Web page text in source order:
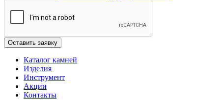
Каталог камней
Изделия
Инструмент
Акции
Контакты